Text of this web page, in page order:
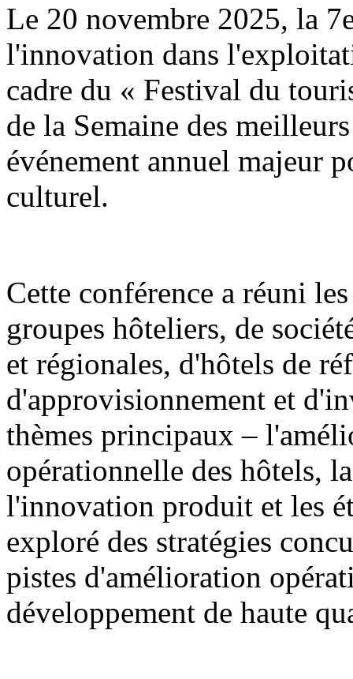
Le 20 novembre 2025, la
l'innovation dans
cadre du « Festival du
de la Semaine des
événement annuel majeur
culturel.
Cette conférence a réuni
groupes hôteliers, de
et régionales, d'hôtels de
d'approvisionnement et
thèmes principaux –
opérationnelle des hôtels,
l'innovation produit et les
exploré des stratégies
pistes d'amélioration
développement de haute